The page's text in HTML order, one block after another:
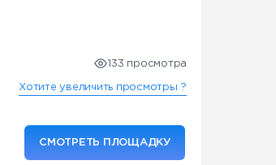
133 просмотра
Хотите увеличить просмотры ?
СМОТРЕТЬ ПЛОЩАДКУ